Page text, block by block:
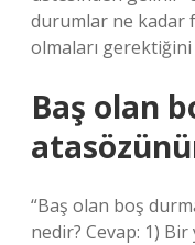
durumlar ne kadar
olmaları gerektiğini
Baş olan
“Baş olan boş
nedir? Cevap: 1)